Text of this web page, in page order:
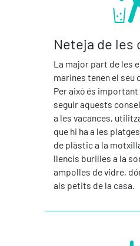
Neteja de les
La major part de les
marines tenen el seu
Per això és
seguir aquests
a les vacances,
que hi ha a les
de plàstic a la
llencis burilles a la
ampolles de vidre,
als petits de la casa.